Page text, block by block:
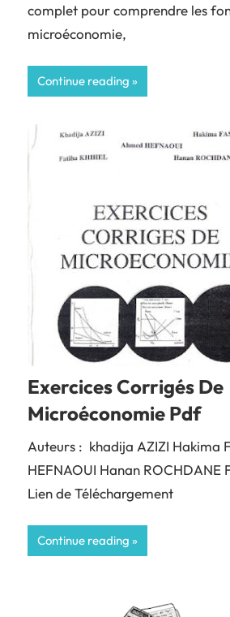
complet pour comprendre les
microéconomie,
Continue reading
Exercices Corrigés De
Microéconomie Pdf
Auteurs : khadija AZIZI Hakima
HEFNAOUI Hanan ROCHDANE
Lien de Téléchargement
Continue reading